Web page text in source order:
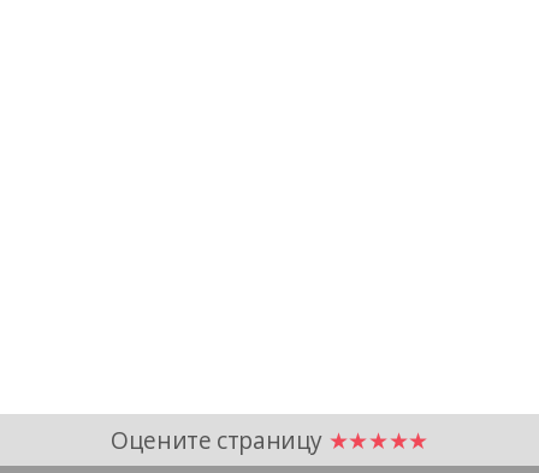
Оцените страницу ★★★★★